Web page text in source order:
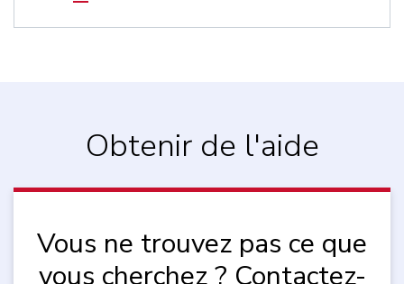
Obtenir de l'aide
Vous ne trouvez pas ce que
vous cherchez ? Contactez-